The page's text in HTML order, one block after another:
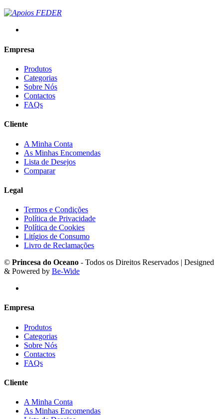
Empresa
Produtos
Categorias
Sobre Nós
Contactos
FAQs
Cliente
A Minha Conta
As Minhas Encomendas
Lista de Desejos
Comparar
Legal
Termos e Condições
Política de Privacidade
Política de Cookies
Litígios de Consumo
Livro de Reclamações
© Princesa do Oceano - Todos os Direitos Reservados | Designed
& Powered by Be-Wide
Empresa
Produtos
Categorias
Sobre Nós
Contactos
FAQs
Cliente
A Minha Conta
As Minhas Encomendas